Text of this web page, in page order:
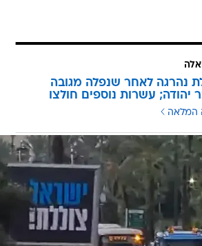
נהרגה לאחר שנפלה מגובה
יהודה; עשרות נוספים חולצו
המלאה